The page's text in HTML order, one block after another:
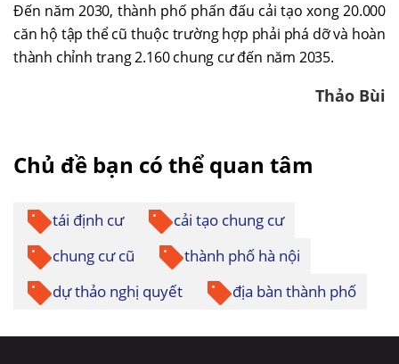
Đến năm 2030, thành phố phấn đấu cải tạo xong 20.000
căn hộ tập thể cũ thuộc trường hợp phải phá dỡ và hoàn
thành chỉnh trang 2.160 chung cư đến năm 2035.
Thảo Bùi
Chủ đề bạn có thể quan tâm
tái định cư
cải tạo chung cư
chung cư cũ
thành phố hà nội
dự thảo nghị quyết
địa bàn thành phố